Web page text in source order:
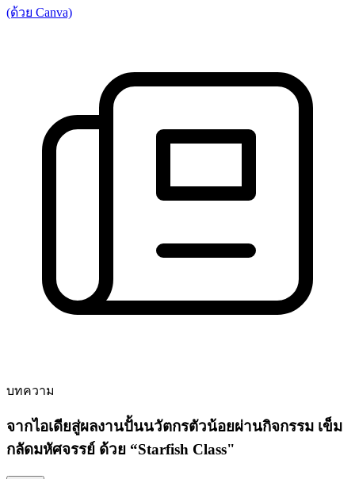
(ด้วย Canva)
บทความ
จากไอเดียสู่ผลงานปั้นนวัตกรตัวน้อยผ่านกิจกรรม เข็ม
กลัดมหัศจรรย์ ด้วย “Starfish Class"